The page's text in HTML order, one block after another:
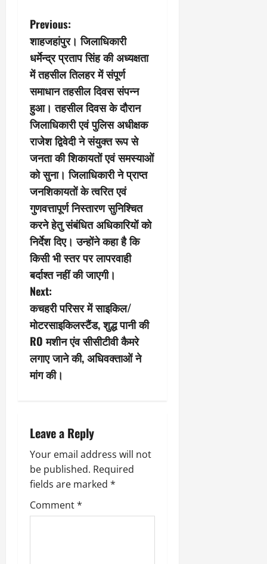
P
o
s
t
n
a
v
i
g
a
t
i
o
n
Previous:
शाहजहांपुर। जिलाधिकारी
धर्मेन्द्र प्रताप सिंह की अध्यक्षता
में तहसील तिलहर में संपूर्ण
समाधान तहसील दिवस संपन्न
हुआ। तहसील दिवस के दौरान
जिलाधिकारी एवं पुलिस अधीक्षक
राजेश द्विवेदी ने संयुक्त रूप से
जनता की शिकायतों एवं समस्याओं
को सुना। जिलाधिकारी ने प्राप्त
जनशिकायतों के त्वरित एवं
गुणवत्तापूर्ण निस्तारण सुनिश्चित
करने हेतु संबंधित अधिकारियों को
निर्देश दिए। उन्होंने कहा है कि
किसी भी स्तर पर लापरवाही
बर्दाश्त नहीं की जाएगी।
Next:
कचहरी परिसर में साइकिल/
मोटरसाइकिलस्टैंड, शुद्ध पानी की
RO मशीन एंव सीसीटीवी कैमरे
लगाए जाने की, अधिवक्ताओं ने
मांग की।
Leave a Reply
Your email address will not
be published. Required
fields are marked *
Comment*